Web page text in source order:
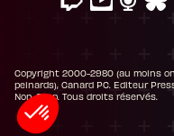
Copyright 2000-2980 (au moins
peinards), Canard PC. Editeur
Non-Stop. Tous droits réservés.